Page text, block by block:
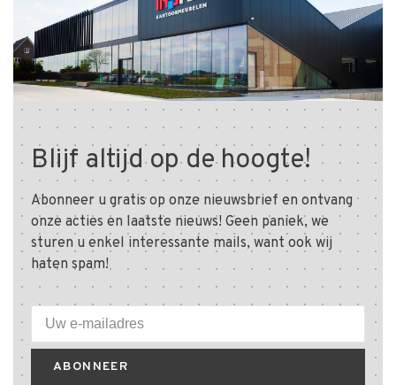
Blijf altijd op de hoogte!
Abonneer u gratis op onze nieuwsbrief en ontvang
onze acties en laatste nieuws! Geen paniek, we
sturen u enkel interessante mails, want ook wij
haten spam!
ABONNEER